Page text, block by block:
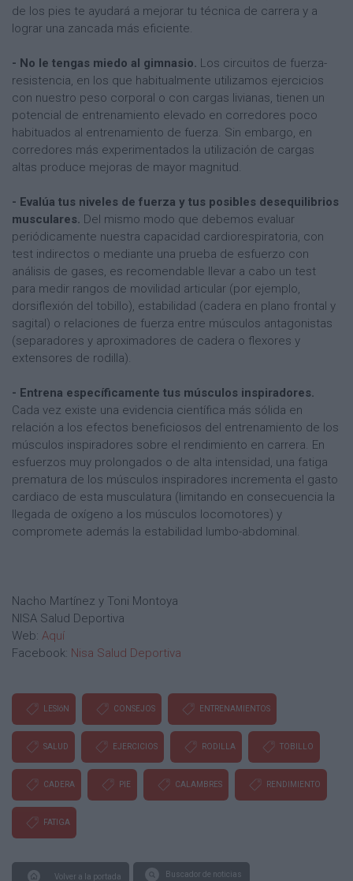
de los pies te ayudará a mejorar tu técnica de carrera y a
lograr una zancada más eficiente.
- No le tengas miedo al gimnasio. Los circuitos de fuerza-
resistencia, en los que habitualmente utilizamos ejercicios
con nuestro peso corporal o con cargas livianas, tienen un
potencial de entrenamiento elevado en corredores poco
habituados al entrenamiento de fuerza. Sin embargo, en
corredores más experimentados la utilización de cargas
altas produce mejoras de mayor magnitud.
- Evalúa tus niveles de fuerza y tus posibles desequilibrios
musculares. Del mismo modo que debemos evaluar
periódicamente nuestra capacidad cardiorespiratoria, con
test indirectos o mediante una prueba de esfuerzo con
análisis de gases, es recomendable llevar a cabo un test
para medir rangos de movilidad articular (por ejemplo,
dorsiflexión del tobillo), estabilidad (cadera en plano frontal y
sagital) o relaciones de fuerza entre músculos antagonistas
(separadores y aproximadores de cadera o flexores y
extensores de rodilla).
- Entrena específicamente tus músculos inspiradores.
Cada vez existe una evidencia científica más sólida en
relación a los efectos beneficiosos del entrenamiento de los
músculos inspiradores sobre el rendimiento en carrera. En
esfuerzos muy prolongados o de alta intensidad, una fatiga
prematura de los músculos inspiradores incrementa el gasto
cardiaco de esta musculatura (limitando en consecuencia la
llegada de oxígeno a los músculos locomotores) y
compromete además la estabilidad lumbo-abdominal.
Nacho Martínez y Toni Montoya
NISA Salud Deportiva
Web: Aquí
Facebook: Nisa Salud Deportiva
LESIóN CONSEJOS ENTRENAMIENTOS
SALUD EJERCICIOS RODILLA TOBILLO
CADERA PIE CALAMBRES RENDIMIENTO
FATIGA
Volver a la portada Buscador de noticias